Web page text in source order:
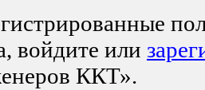
войдите или
ККТ».